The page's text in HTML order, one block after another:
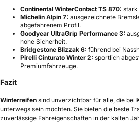
Continental WinterContact TS 870: stark
Michelin Alpin 7: ausgezeichnete
abgefahrenem Profil.
Goodyear UltraGrip Performance 3:
hohe Sicherheit.
Bridgestone Blizzak 6: führend bei
Pirelli Cinturato Winter 2: sportlich
Premiumfahrzeuge.
Fazit
Winterreifen sind unverzichtbar für alle, die bei
unterwegs sein möchten. Sie bieten die beste
zuverlässige Fahreigenschaften in der kalten